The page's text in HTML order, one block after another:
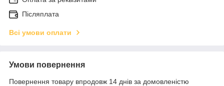
Післяплата
Всі умови оплати
Умови повернення
Повернення товару впродовж 14 днів за домовленістю